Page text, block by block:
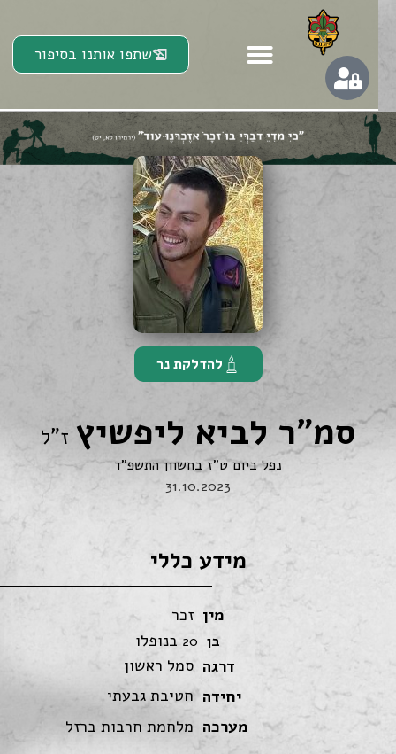
שתפו אותנו בסיפור
להדלקת נר
סמ"ר לביא ליפשיץז"ל
נפל ביום ט"ז בחשוון התשפ"ד
31.10.2023
מידע כללי
מין זכר
בן 20 בנופלו
דרגה
סמל ראשון
יחידה חטיבת גבעתי
מערכה
מלחמת חרבות ברזל